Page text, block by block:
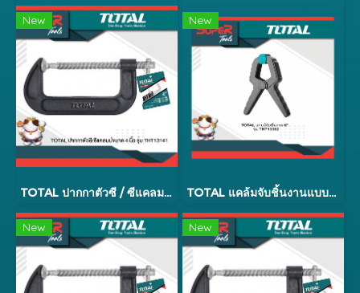
New
TOTAL ปากกาตัวซี / ซีแคลมป์ รุ่น THT13141
New
TOTAL แคล้มจับชิ้นงานแบบสปริง ขนาด 6 นิ้ ว รุ่น THT13362
New New